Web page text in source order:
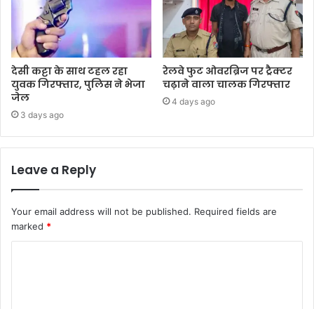
देसी कट्टा के साथ टहल रहा
युवक गिरफ्तार, पुलिस ने भेजा
जेल
3 days ago
रेलवे फुट ओवरब्रिज पर ट्रैक्टर
चढ़ाने वाला चालक गिरफ्तार
4 days ago
Leave a Reply
Your email address will not be published. Required fields are
marked *